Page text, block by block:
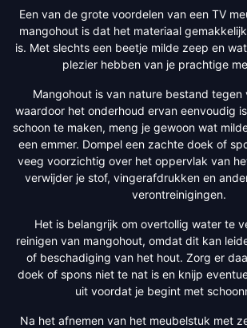
Een van de grote voordelen van een TV
mangohout is dat het materiaal
is. Met slechts een beetje milde zeep en
plezier hebben van je prachtige
Mangohout is van nature bestand tegen
waardoor het onderhoud ervan eenvoudig
schoon te maken, meng je gewoon wat
een emmer. Dompel een zachte doek of
veeg voorzichtig over het oppervlak van
verwijder je stof, vingerafdrukken en
verontreinigingen.
Het is belangrijk om overtollig water te
reinigen van mangohout, omdat dit kan
of beschadiging van het hout. Zorg er
doek of spons niet te nat is en knijp
uit voordat je begint met
Na het afnemen van het meubelstuk met